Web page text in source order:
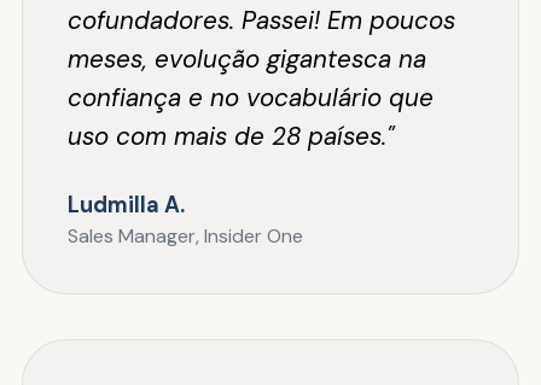
cofundadores. Passei! Em poucos
meses, evolução gigantesca na
confiança e no vocabulário que
uso com mais de 28 países."
Ludmilla A.
Sales Manager, Insider One